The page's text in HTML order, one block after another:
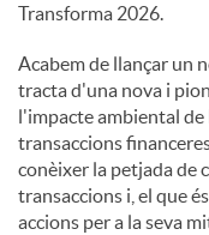
n
g
u
Transforma 2026.
Acabem de llançar un
tracta d'una nova i
l'impacte ambiental de
transaccions
conèixer la petjada de
transaccions i, el que
accions per a la seva